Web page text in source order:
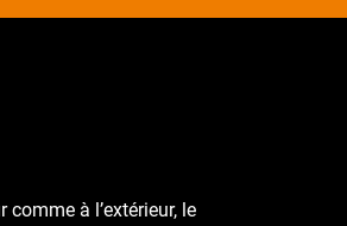
à l’extérieur, le